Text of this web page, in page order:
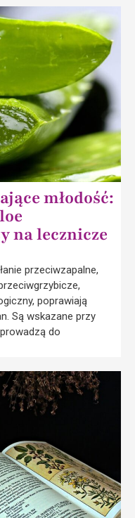
młodość:
na lecznicze
przeciwzapalne,
poprawiają
Są wskazane przy
do